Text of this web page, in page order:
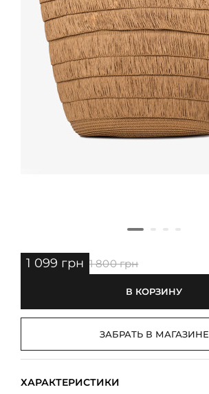
1 099 грн 1 800 грн
В КОРЗИНУ
ЗАБРАТЬ В МАГАЗИНЕ
ХАРАКТЕРИСТИКИ